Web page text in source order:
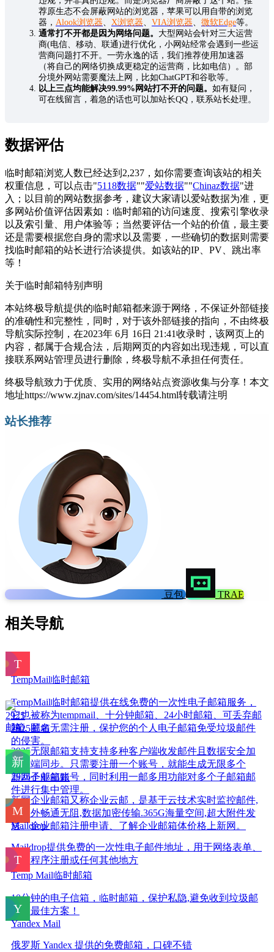
荐原生态不会屏蔽网站的浏览器，苹果可以用自带的浏览
器， Alook浏览器、 X浏览器、 VIA浏览器、 微软Edge等。
通常打不开都是因为网络问题。 大型网站会针对三大运营
商(电信、移动、联通)进行优化，小网站经常会遇到一些运
营商问题打不开。一劳永逸的话，我们推荐使用加速器
（将自己的网络切换成更稳定的运营商，比如电信）。部
分境外网站需要魔法上网，比如ChatGPT和谷歌等。
以上三点均能解决99.99%网站打不开的问题。 如有疑问，
可在线留言，着急的话也可以加站长QQ，联系站长处理。
数据评估
临时邮箱浏览人数已经达到2,237，如你需要查询该站的相关
权重信息，可以点击"5118数据""爱站数据""Chinaz数据"进
入；以目前的网站数据参考，建议大家请以爱站数据为准，更
多网站价值评估因素如：临时邮箱的访问速度、搜索引擎收录
以及索引量、用户体验等；当然要评估一个站的价值，最主要
还是需要根据您自身的需求以及需要，一些确切的数据则需要
找临时邮箱的站长进行洽谈提供。如该站的IP、PV、跳出率
等！
关于临时邮箱特别声明
本站终极导航提供的临时邮箱都来源于网络，不保证外部链接
的准确性和完整性，同时，对于该外部链接的指向，不由终极
导航实际控制，在2023年 6月 16日 21:41收录时，该网页上的
内容，都属于合规合法，后期网页的内容如出现违规，可以直
接联系网站管理员进行删除，终极导航不承担任何责任。
终极导航致力于优质、实用的网络站点资源收集与分享！ 本文
地址https://www.zjnav.com/sites/14454.html转载请注明
站长推荐
豆包 TRAE
相关导航
TempMail临时邮箱
TempMail临时邮箱提供在线免费的一次性电子邮箱服务，
它也被称为tempmail、十分钟邮箱、24小时邮箱、可丢弃邮
箱，匿名无需注册，保护您的个人电子邮箱免受垃圾邮件
的侵害。
2925邮箱
2925无限邮箱支持支持多种客户端收发邮件且数据安全加
密多端同步。只需要注册一个账号，就能生成无限多个
2925子邮箱账号，同时利用一邮多用功能对多个子邮箱邮
件进行集中管理。
新网企业邮箱
新网企业邮箱又称企业云邮，是基于云技术实时监控邮件,
海内外畅通无阻,数据加密传输.365G海量空间,超大附件发
送。企业邮箱注册申请、了解企业邮箱体价格上新网。
Maildrop
Maildrop提供免费的一次性电子邮件地址，用于网络表单、
应用程序注册或任何其他地方
Temp Mail临时邮箱
10分钟的电子信箱，临时邮箱，保护私隐,避免收到垃圾邮
件的最佳方案！
Yandex Mail
俄罗斯 Yandex 提供的免费邮箱，口碑不错